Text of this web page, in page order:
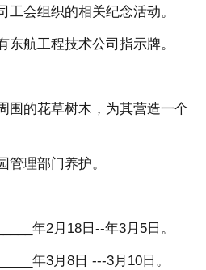
工会组织的相关纪念活动。
东航工程技术公司指示牌。
围的花草树木，为其营造一个
管理部门养护。
年2月18日--年3月5日。
年3月8日 ---3月10日。